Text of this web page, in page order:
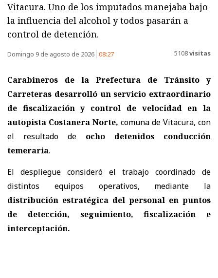
Vitacura. Uno de los imputados manejaba bajo
la influencia del alcohol y todos pasarán a
control de detención.
Domingo 9 de agosto de 2026 08:27 5108visitas
Carabineros de la Prefectura de Tránsito y
Carreteras desarrolló un servicio extraordinario
de fiscalización y control de velocidad en la
autopista Costanera Norte, comuna de Vitacura, con
el resultado de ocho detenidos conducción
temeraria.
El despliegue consideró el trabajo coordinado de
distintos equipos operativos, mediante la
distribución estratégica del personal en puntos
de detección, seguimiento, fiscalización e
interceptación.